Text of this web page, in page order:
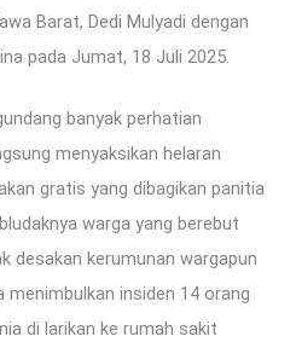
Barat, Dedi Mulyadi dengan
pada Jumat, 18 Juli 2025.
banyak perhatian
menyaksikan helaran
gratis yang dibagikan panitia
warga yang berebut
desakan kerumunan wargapun
menimbulkan insiden 14 orang
di larikan ke rumah sakit